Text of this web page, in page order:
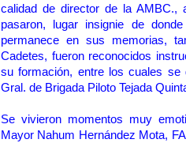
calidad de director de la AMBC.,
pasaron, lugar insignie de
permanece en sus memorias,
Cadetes, fueron reconocidos
su formación, entre los cuales se
Gral. de Brigada Piloto Tejada
Se vivieron momentos muy
Mayor Nahum Hernández Mota,